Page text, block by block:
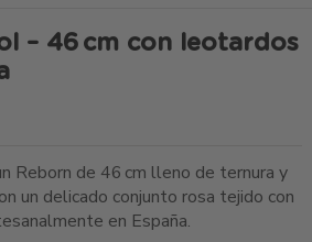
– 46 cm con leotardos
Reborn de 46 cm lleno de ternura y
un delicado conjunto rosa tejido con
en España.